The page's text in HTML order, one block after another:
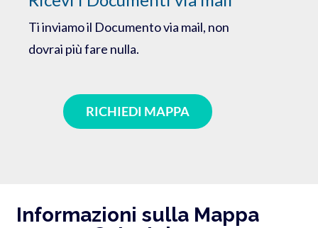
Ti inviamo il Documento via mail, non
dovrai più fare nulla.
RICHIEDI MAPPA
Informazioni sulla Mappa